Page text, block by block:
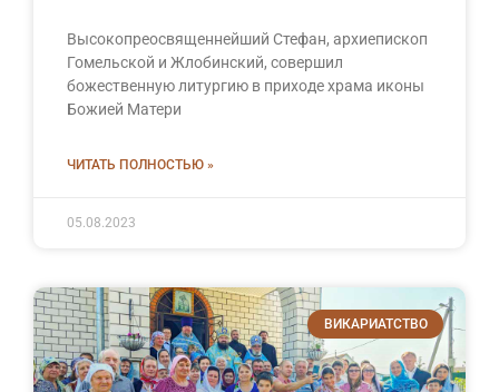
Высокопреосвященнейший Стефан, архиепископ
Гомельской и Жлобинский, совершил
божественную литургию в приходе храма иконы
Божией Матери
ЧИТАТЬ ПОЛНОСТЬЮ »
05.08.2023
ВИКАРИАТСТВО